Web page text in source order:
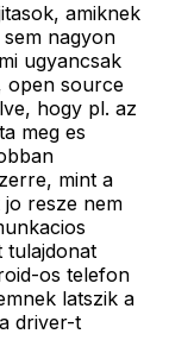
amiknek
nagyon
ugyancsak
open source
hogy pl. az
meg es
mint a
jo resze nem
tulajdonat
os telefon
latszik a
driver-t